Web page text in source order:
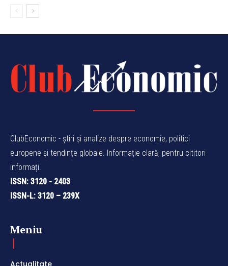
ClubEconomic - știri și analize despre economie, politici
europene și tendințe globale. Informație clară, pentru cititori
informați.
ISSN: 3120 - 2403
ISSN-L: 3120 – 239X
Meniu
Actualitate